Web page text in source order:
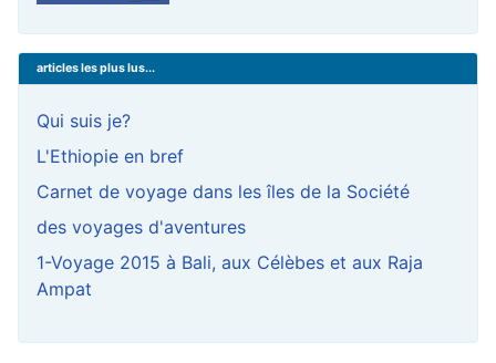
articles les plus lus...
Qui suis je?
L'Ethiopie en bref
Carnet de voyage dans les îles de la Société
des voyages d'aventures
1-Voyage 2015 à Bali, aux Célèbes et aux Raja
Ampat